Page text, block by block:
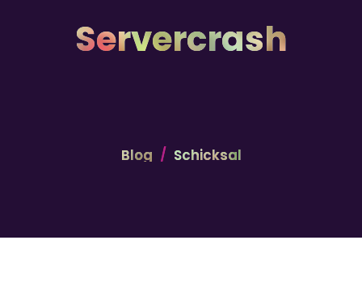
Servercrash
Blog Schicksal